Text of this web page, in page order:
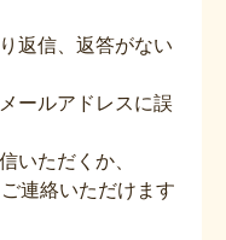
返信、返答がない
ールアドレスに誤
いただくか、
連絡いただけます